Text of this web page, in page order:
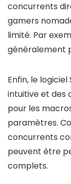
concurrents
gamers
limité. Par
généralement
Enfin, le
intuitive et des
pour les
paramètres.
concurrents
peuvent être
complets.